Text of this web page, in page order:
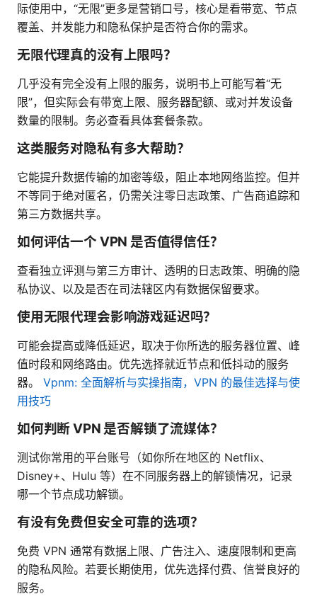
际使用中，“无限”更多是营销口号，核心是看带宽、节点
覆盖、并发能力和隐私保护是否符合你的需求。
无限代理真的没有上限吗？
几乎没有完全没有上限的服务，说明书上可能写着“无
限”，但实际会有带宽上限、服务器配额、或对并发设备
数量的限制。务必查看具体套餐条款。
这类服务对隐私有多大帮助？
它能提升数据传输的加密等级，阻止本地网络监控。但并
不等同于绝对匿名，仍需关注零日志政策、广告商追踪和
第三方数据共享。
如何评估一个 VPN 是否值得信任？
查看独立评测与第三方审计、透明的日志政策、明确的隐
私协议、以及是否在司法辖区内有数据保留要求。
使用无限代理会影响游戏延迟吗？
可能会提高或降低延迟，取决于你所选的服务器位置、峰
值时段和网络路由。优先选择就近节点和低抖动的服务
器。 Vpnm: 全面解析与实操指南，VPN 的最佳选择与使
用技巧
如何判断 VPN 是否解锁了流媒体？
测试你常用的平台账号（如你所在地区的 Netflix、
Disney+、Hulu 等）在不同服务器上的解锁情况，记录
哪一个节点成功解锁。
有没有免费但安全可靠的选项？
免费 VPN 通常有数据上限、广告注入、速度限制和更高
的隐私风险。若要长期使用，优先选择付费、信誉良好的
服务。